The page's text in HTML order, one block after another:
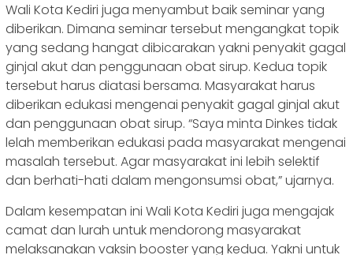
Wali Kota Kediri juga menyambut baik seminar yang
diberikan. Dimana seminar tersebut mengangkat topik
yang sedang hangat dibicarakan yakni penyakit gagal
ginjal akut dan penggunaan obat sirup. Kedua topik
tersebut harus diatasi bersama. Masyarakat harus
diberikan edukasi mengenai penyakit gagal ginjal akut
dan penggunaan obat sirup. “Saya minta Dinkes tidak
lelah memberikan edukasi pada masyarakat mengenai
masalah tersebut. Agar masyarakat ini lebih selektif
dan berhati-hati dalam mengonsumsi obat,” ujarnya.
Dalam kesempatan ini Wali Kota Kediri juga mengajak
camat dan lurah untuk mendorong masyarakat
melaksanakan vaksin booster yang kedua. Yakni untuk